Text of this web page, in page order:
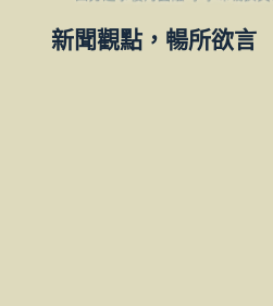
新聞觀點，暢所欲言